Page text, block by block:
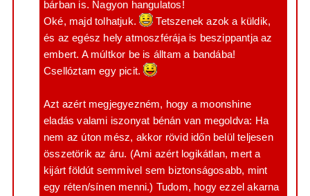
bárban is. Nagyon hangulatos!
Oké, majd tolhatjuk.
Tetszenek azok a küldik,
és az egész hely atmoszférája is beszippantja az
embert. A múltkor be is álltam a bandába!
Csellóztam egy picit.
Azt azért megjegyezném, hogy a moonshine
eladás valami iszonyat bénán van megoldva: Ha
nem az úton mész, akkor rövid időn belül teljesen
összetörik az áru. (Ami azért logikátlan, mert a
kijárt földút semmivel sem biztonságosabb, mint
egy réten/sínen menni.) Tudom, hogy ezzel akarna